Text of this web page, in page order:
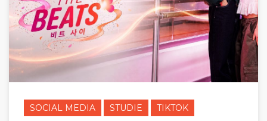
SOCIAL MEDIA STUDIE TIKTOK